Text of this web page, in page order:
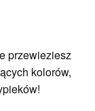
przewieziesz
kolorów,